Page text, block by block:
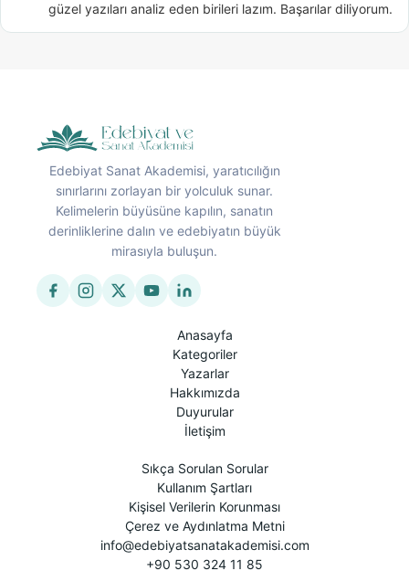
güzel yazıları analiz eden birileri lazım. Başarılar diliyorum.
Edebiyat Sanat Akademisi, yaratıcılığın
sınırlarını zorlayan bir yolculuk sunar.
Kelimelerin büyüsüne kapılın, sanatın
derinliklerine dalın ve edebiyatın büyük
mirasıyla buluşun.
Anasayfa
Kategoriler
Yazarlar
Hakkımızda
Duyurular
İletişim
Sıkça Sorulan Sorular
Kullanım Şartları
Kişisel Verilerin Korunması
Çerez ve Aydınlatma Metni
info@edebiyatsanatakademisi.com
+90 530 324 11 85